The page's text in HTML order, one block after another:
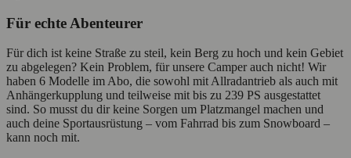
Für echte Abenteurer
Für dich ist keine Straße zu steil, kein Berg zu hoch und kein Gebiet
zu abgelegen? Kein Problem, für unsere Camper auch nicht! Wir
haben 6 Modelle im Abo, die sowohl mit Allradantrieb als auch mit
Anhängerkupplung und teilweise mit bis zu 239 PS ausgestattet
sind. So musst du dir keine Sorgen um Platzmangel machen und
auch deine Sportausrüstung – vom Fahrrad bis zum Snowboard –
kann noch mit.